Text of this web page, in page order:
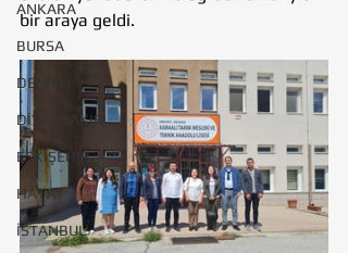
ANKARA
BURSA
DENİZLİ
DİYARBAKIR
ESKİŞEHİR
HATAY
İSTANBUL
bir araya geldi.